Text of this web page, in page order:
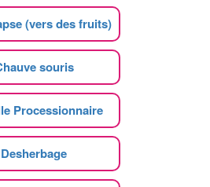
(vers des fruits)
souris
Processionnaire
Desherbage